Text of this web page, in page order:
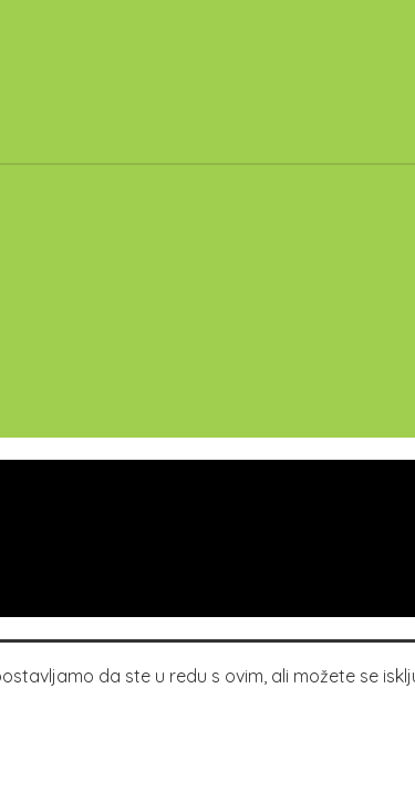
da ste u redu s ovim, ali možete se